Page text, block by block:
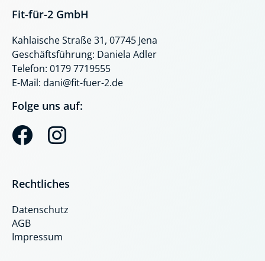
Fit-für-2 GmbH
Kahlaische Straße 31, 07745 Jena
Geschäftsführung: Daniela Adler
Telefon: 0179 7719555
E-Mail: dani@fit-fuer-2.de
Folge uns auf:
F
c
e
b
o
I
s
t
a
g
Rechtliches
Datenschutz
AGB
Impressum